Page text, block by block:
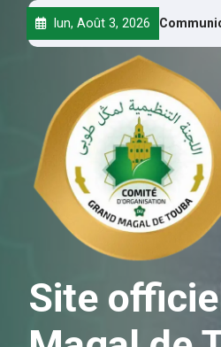
lun, Août 3, 2026
Site